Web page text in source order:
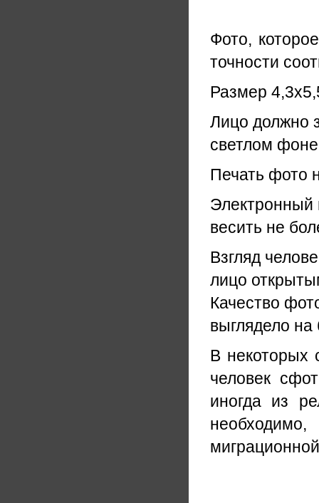
Фото,
точности
Размер
Лицо должно
светлом
Печать фото
Электронный
весить не
Взгляд
лицо
Качество
выглядело
В некоторых
человек
иногда из